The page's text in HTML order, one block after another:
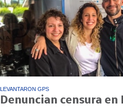
LEVANTARON GPS
Denuncian censura en